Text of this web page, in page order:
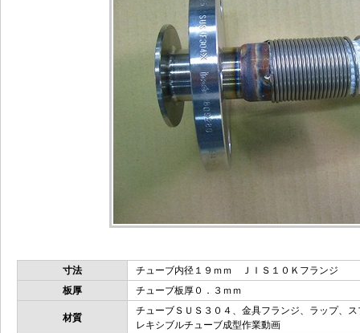
寸法
チューブ内径１９ｍｍ ＪＩＳ１０Ｋフランジ
板厚
チューブ板厚０．３ｍｍ
材質
チューブＳＵＳ３０４、金具フランジ、ラップ、
レキシブルチューブ成型作業動画